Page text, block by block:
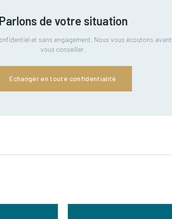
Parlons de votre situation
et sans engagement. Nous vous écoutons
vous conseiller.
Échanger en toute confidentialité